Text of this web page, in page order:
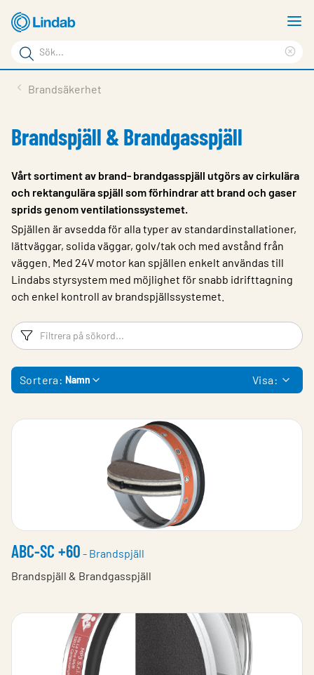
Hoppa
till
huvudinnehållet
Sökord
Sök
på
Service & Support
Hållbarhet
Om Lindab
Kontakt
Logga in
Choose languge
Sweden
Brandsäkerhet
Brandspjäll & Brandgasspjäll
Vårt sortiment av brand- brandgasspjäll utgörs av cirkulära
och rektangulära spjäll som förhindrar att brand och gaser
sprids genom ventilationssystemet.
Spjällen är avsedda för alla typer av standardinstallationer,
lättväggar, solida väggar, golv/tak och med avstånd från
väggen. Med 24V motor kan spjällen enkelt användas till
Lindabs styrsystem med möjlighet för snabb idrifttagning
och enkel kontroll av brandspjällssystemet.
Filtreringsord
Sortera: Namn Visa:
ABC-SC +60 - Brandspjäll
Brandspjäll & Brandgasspjäll